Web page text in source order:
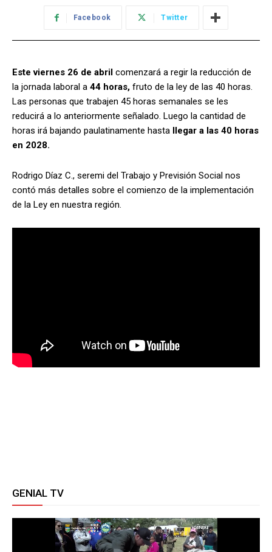
Facebook Twitter
Este viernes 26 de abril comenzará a regir la reducción de
la jornada laboral a 44 horas, fruto de la ley de las 40 horas.
Las personas que trabajen 45 horas semanales se les
reducirá a lo anteriormente señalado. Luego la cantidad de
horas irá bajando paulatinamente hasta
llegar a las 40 horas
en 2028.
Rodrigo Díaz C., seremi del Trabajo y Previsión Social nos
contó más detalles sobre el comienzo de la implementación
de la Ley en nuestra región.
GENIAL TV